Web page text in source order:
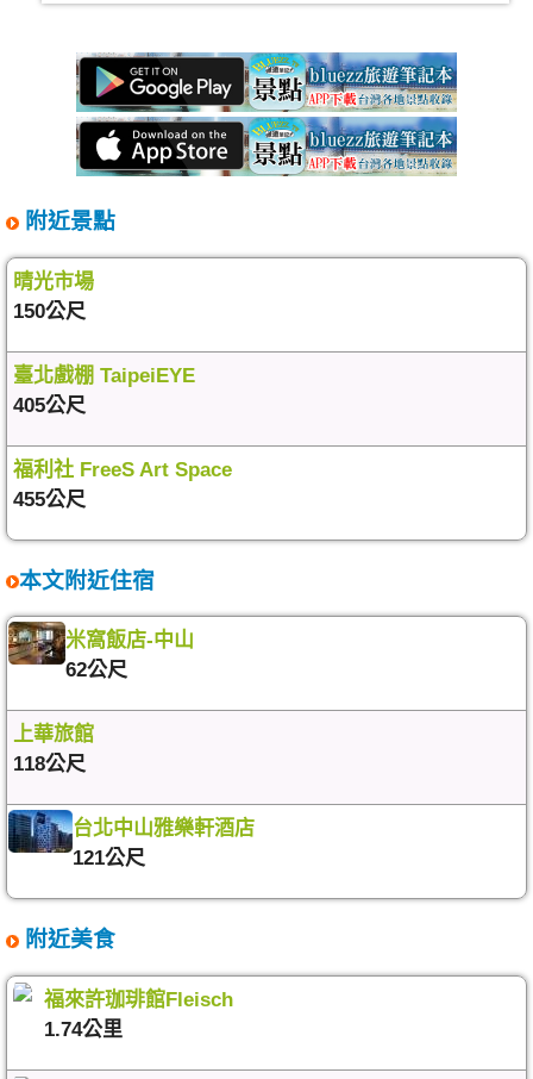
附近景點
晴光市場
150公尺
臺北戲棚 TaipeiEYE
405公尺
福利社 FreeS Art Space
455公尺
本文附近住宿
米窩飯店-中山
62公尺
上華旅館
118公尺
台北中山雅樂軒酒店
121公尺
附近美食
福來許珈琲館Fleisch
1.74公里